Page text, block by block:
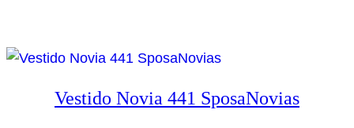
Vestido Novia 441 SposaNovias